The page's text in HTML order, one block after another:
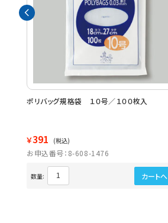
ポリバッグ規格袋 １０号／１００枚入
￥391 (税込)
お申込番号：8-608-1476
数量: カートへ